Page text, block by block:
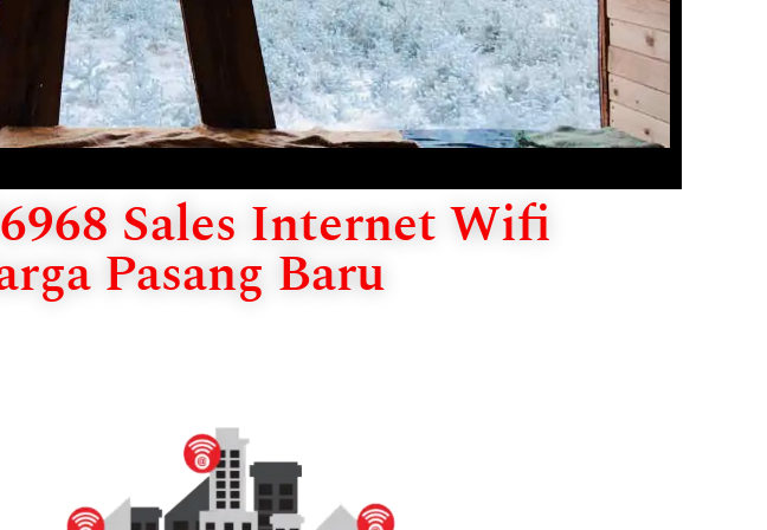
Sales Internet Wifi
Pasang Baru